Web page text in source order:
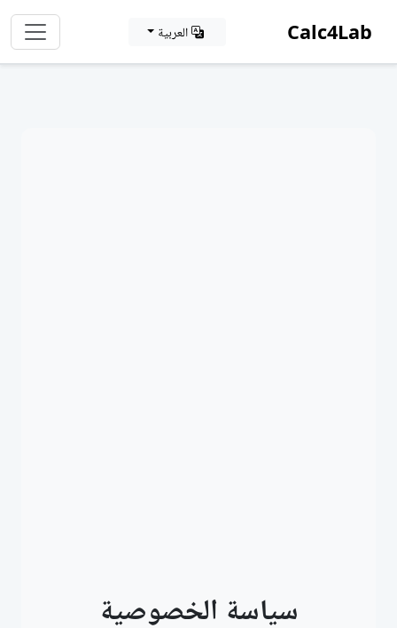
Calc4Lab العربية
سياسة الخصوصية